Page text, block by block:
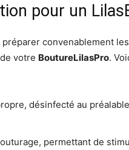
pour un
convenablement
votre BoutureLilasPro.
désinfecté au
permettant de